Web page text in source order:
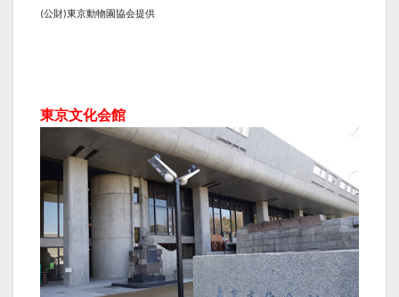
(公財)東京動物園協会提供
東京文化会館